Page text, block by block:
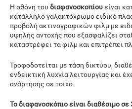
Η οθόνη του διαφανοσκοπίουείναι
κατάλληλο γαλακτόχρωμο ειδικό
προβολή ακτινογραφικών φιλμ με
υψηλής αντοχής που εξασφαλίζει
καταστρέφει τα φιλμ και επιτρέπει
Τροφοδοτείται με τάση δικτύου,
ενδεικτική λυχνία λειτουργίας και
ανάρτησης σε τοίχο.
Το διαφανοσκόπιο είναι διαθέσιμο σε